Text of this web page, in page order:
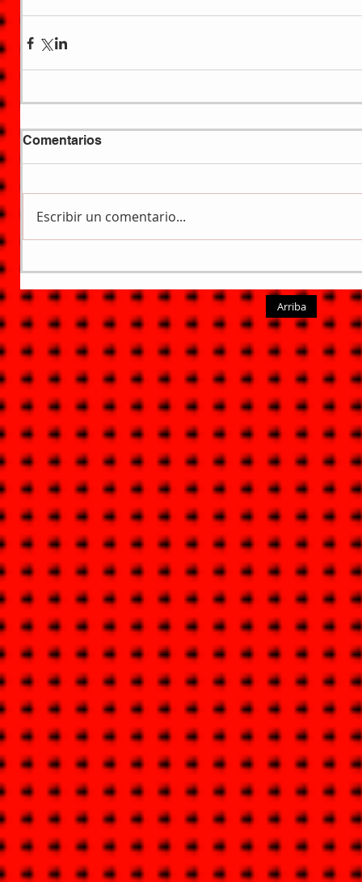
Comentarios
Escribir un comentario...
Arriba